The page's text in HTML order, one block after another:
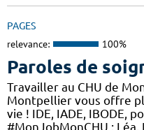
PAGES
relevance: 100%
Paroles de
Travailler au CHU de
Montpellier vous offre
vie ! IDE, IADE, IBODE,
#MonJobMonCHU :